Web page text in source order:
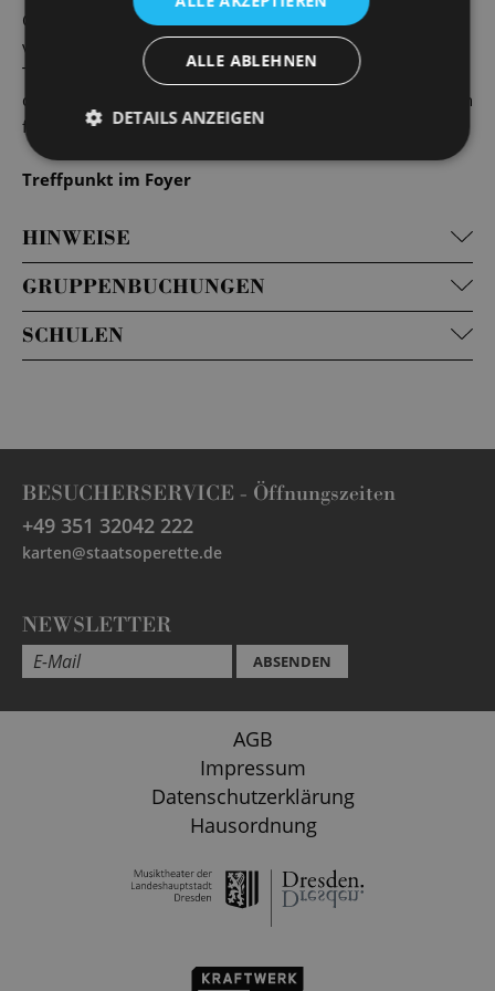
Geschichten und interessanten Fakten durch die
verschiedenen Bereiche begleiten. Egal, ob Sie
Theaterliebhaber*in, Musikfan oder einfach neugierig auf
die Welt des Showbusiness sind – unsere Führungen bieten
für jede*n etwas.
Treffpunkt im Foyer
HINWEISE
GRUPPENBUCHUNGEN
SCHULEN
BESUCHERSERVICE - Öffnungszeiten
+49 351 32042 222
karten@staatsoperette.de
NEWSLETTER
ABSENDEN
AGB
Impressum
Datenschutzerklärung
Hausordnung
ALLE ABLEHNEN
DETAILS ANZEIGEN